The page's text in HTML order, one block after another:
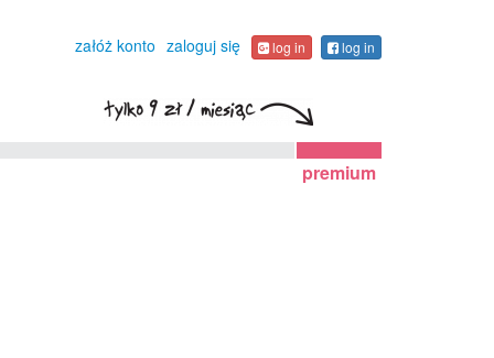
załóż konto zaloguj się log in log in
premium